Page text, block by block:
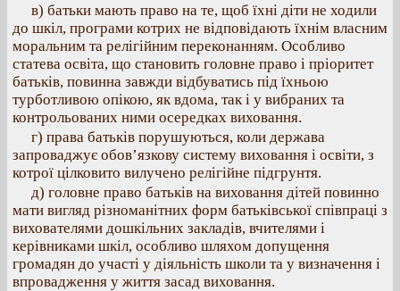
в) батьки мають право на те, щоб їхні діти не ходили
до шкіл, програми котрих не відповідають їхнім власним
моральним та релігійним переконанням. Особливо
статева освіта, що становить головне право і пріоритет
батьків, повинна завжди відбуватись під їхньою
турботливою опікою, як вдома, так і у вибраних та
контрольованих ними осередках виховання.
г) права батьків порушуються, коли держава
запроваджує обов’язкову систему виховання і освіти, з
котрої цілковито вилучено релігійне підгрунтя.
д) головне право батьків на виховання дітей повинно
мати вигляд різноманітних форм батьківської співпраці з
вихователями дошкільних закладів, вчителями і
керівниками шкіл, особливо шляхом допущення
громадян до участі у діяльність школи та у визначення і
впровадження у життя засад виховання.